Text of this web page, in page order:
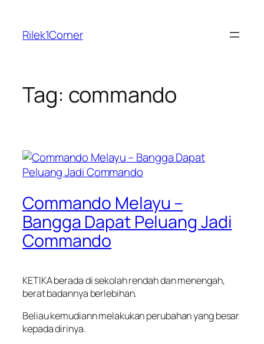
content
Rilek1Corner
Tag: commando
Commando Melayu –
Bangga Dapat Peluang Jadi
Commando
KETIKA berada di sekolah rendah dan menengah,
berat badannya berlebihan.
Beliau kemudiann melakukan perubahan yang besar
kepada dirinya.